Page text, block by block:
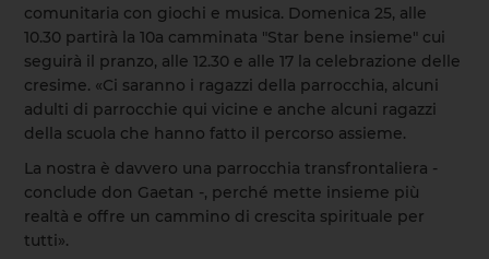
comunitaria con giochi e musica. Domenica 25, alle
10.30 partirà la 10a camminata "Star bene insieme" cui
seguirà il pranzo, alle 12.30 e alle 17 la celebrazione delle
cresime. «Ci saranno i ragazzi della parrocchia, alcuni
adulti di parrocchie qui vicine e anche alcuni ragazzi
della scuola che hanno fatto il percorso assieme.
La nostra è davvero una parrocchia transfrontaliera -
conclude don Gaetan -, perché mette insieme più
realtà e offre un cammino di crescita spirituale per
tutti».